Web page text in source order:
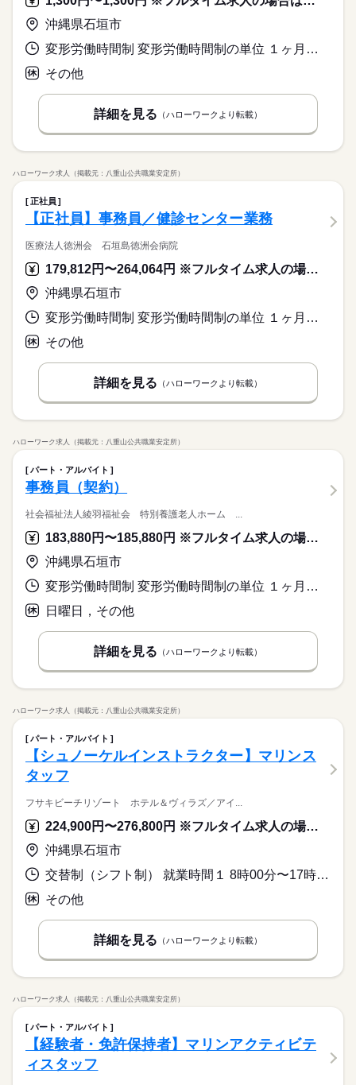
基本特徴
未経験OK
新卒・第二
募集条件
即日スタート
就業時間・曜日
平日休み シフト勤務
服装自由
日払い 週払い 禁煙・分煙
車OK
派遣活躍中
Word
Excel
給与 時給 1,140円～1,200円
このお仕事は、働いた分の給料を給料日を待たずに受け取れる
長期
8：00～19：00 ※表記のうち実働８時間（休憩６０分）。時短
※ローテーションで週休２日制。土日祝休みも可能です。
◆リフレッシュできる休憩室完備！ＯＪＴがあり安心！先輩社
活躍中！近くに飲食店あり便利！無料駐車場完備！車で通勤で
きます！
基本特徴 未経験OK 新卒・第二 40代活躍 募集条件
即日スタート 履歴書不要 WEB登録 就業時間・曜日
残業なし 平日休み シフト勤務
服装自由
日払い 週払い 禁煙・分煙
車OK
活かせるスキル
チェック、返却手続き）、翌日の車両準備、データ入力、メー
ル対応、電話応対などをお願いします。 ▼こちらのお仕事のほ
かにも 電話なしのコツコツ系データ入力や英語を使う事務、 大
学やコールセンターなどのお仕事も扱っています。 在宅のお仕
続きを読む
応募資格
◆未経験者歓迎！
時給 1,140円～1,200円
このお仕事は、働いた分の給料を給料日を待たずに受け取れる
『速払いサービス』を利用できます（利用規定あり）
期間・時間
8：00～19：00 ※表記のうち実働８時間（休憩６０分）。時短
※ローテーションで週休２日制。土日祝休みも可能です。
詳しい募集要項をすべて見る
応募する
沖縄県石垣市
変形労働時間制 変形労働時間制の単位 １ヶ月単位 就業時間１ 8時00分〜17時00分 就業時間２ 13時00分〜22時00分 就業時間３ 8時00分〜13時00分 就業時間に関する特記事項 （３）は休憩なし
その他
詳細を見る （ハローワークより転載）
ハローワーク求人（掲載元：八重山公共職業安定所）
正社員
【正社員】事務員／健診センター業務
医療法人徳洲会 石垣島徳洲会病院
179,812円〜264,064円 ※フルタイム求人の場合は月額（換算額）、パート求人の場合は時間額を表示しています。
沖縄県石垣市
変形労働時間制 変形労働時間制の単位 １ヶ月単位 就業時間１ 8時30分〜17時00分 就業時間２ 8時00分〜16時30分 就業時間に関する特記事項 ※月平均労働時間１５９．３ｈ
その他
詳細を見る （ハローワークより転載）
ハローワーク求人（掲載元：八重山公共職業安定所）
パート・アルバイト
事務員（契約）
社会福祉法人綾羽福祉会 特別養護老人ホーム ...
183,880円〜185,880円 ※フルタイム求人の場合は月額（換算額）、パート求人の場合は時間額を表示しています。
沖縄県石垣市
変形労働時間制 変形労働時間制の単位 １ヶ月単位 就業時間１ 8時30分〜17時30分
日曜日，その他
詳細を見る （ハローワークより転載）
ハローワーク求人（掲載元：八重山公共職業安定所）
パート・アルバイト
【シュノーケルインストラクター】マリンス
タッフ
フサキビーチリゾート ホテル＆ヴィラズ／アイ...
224,900円〜276,800円 ※フルタイム求人の場合は月額（換算額）、パート求人の場合は時間額を表示しています。
沖縄県石垣市
交替制（シフト制） 就業時間１ 8時00分〜17時00分 就業時間２ 11時00分〜20時00分 就業時間に関する特記事項 ＊実働８ｈ／シフト制
その他
詳細を見る （ハローワークより転載）
ハローワーク求人（掲載元：八重山公共職業安定所）
パート・アルバイト
【経験者・免許保持者】マリンアクティビテ
ィスタッフ